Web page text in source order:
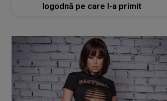
logodnă pe care l-a primit